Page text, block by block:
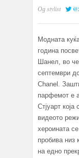
Одstylist
Модната
година
Шанел, во
септември
Chanel.
парфемот е
Стјуарт
видеото
хероината
пробива низ
на едно